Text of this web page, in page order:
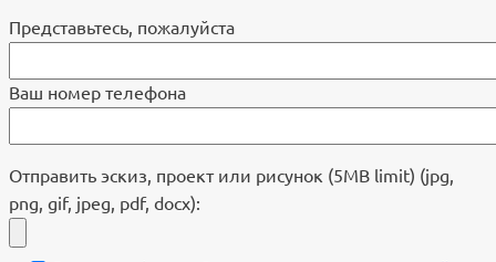
Представьтесь, пожалуйста
Ваш номер телефона
Отправить эскиз, проект или рисунок (5MB limit) (jpg,
png, gif, jpeg, pdf, docx):